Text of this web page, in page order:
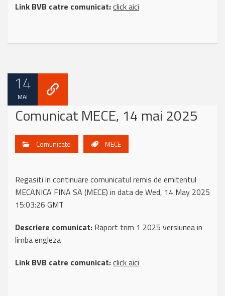
Link BVB catre comunicat:click aici
14
MAI
Comunicat MECE, 14 mai 2025
Comunicate MECE
Regasiti in continuare comunicatul remis de emitentul
MECANICA FINA SA (MECE) in data de Wed, 14 May 2025
15:03:26 GMT
Descriere comunicat: Raport trim 1 2025 versiunea in
limba engleza
Link BVB catre comunicat:click aici